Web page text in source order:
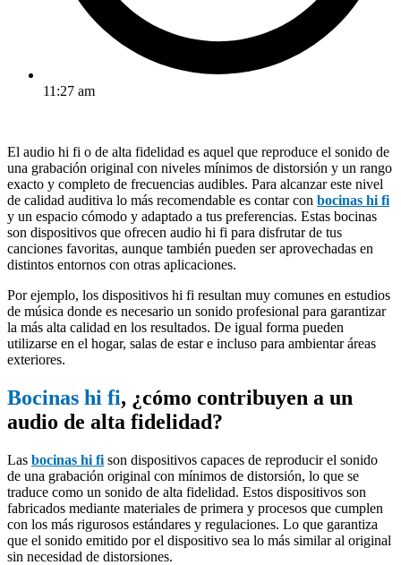
11:27 am
El audio hi fi o de alta fidelidad es aquel que reproduce el sonido de
una grabación original con niveles mínimos de distorsión y un rango
exacto y completo de frecuencias audibles. Para alcanzar este nivel
de calidad auditiva lo más recomendable es contar con bocinas hi fi
y un espacio cómodo y adaptado a tus preferencias. Estas bocinas
son dispositivos que ofrecen audio hi fi para disfrutar de tus
canciones favoritas, aunque también pueden ser aprovechadas en
distintos entornos con otras aplicaciones.
Por ejemplo, los dispositivos hi fi resultan muy comunes en estudios
de música donde es necesario un sonido profesional para garantizar
la más alta calidad en los resultados. De igual forma pueden
utilizarse en el hogar, salas de estar e incluso para ambientar áreas
exteriores.
Bocinas hi fi, ¿cómo contribuyen a un
audio de alta fidelidad?
Las bocinas hi fi son dispositivos capaces de reproducir el sonido
de una grabación original con mínimos de distorsión, lo que se
traduce como un sonido de alta fidelidad. Estos dispositivos son
fabricados mediante materiales de primera y procesos que cumplen
con los más rigurosos estándares y regulaciones. Lo que garantiza
que el sonido emitido por el dispositivo sea lo más similar al original
sin necesidad de distorsiones.